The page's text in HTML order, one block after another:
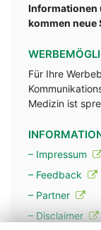
Informationen
kommen neue
Für Ihre
Medizin ist
– Impressum
– Feedback
– Partner
– Disclaimer